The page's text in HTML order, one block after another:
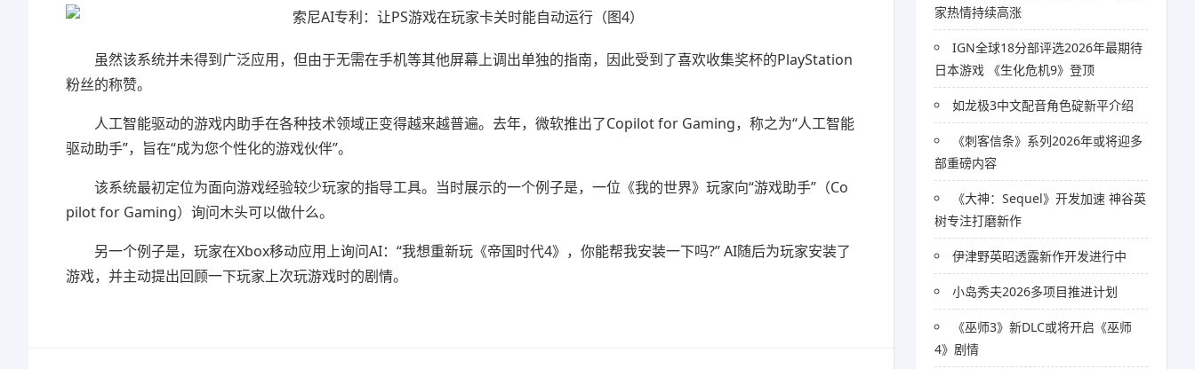
虽然该系统并未得到广泛应用，但由于无需在手机等其他屏幕上调出单独的指南，因此受到了喜欢收集奖杯的PlayStation
粉丝的称赞。
人工智能驱动的游戏内助手在各种技术领域正变得越来越普遍。去年，微软推出了Copilot for Gaming，称之为“人工智能
驱动助手”，旨在“成为您个性化的游戏伙伴”。
该系统最初定位为面向游戏经验较少玩家的指导工具。当时展示的一个例子是，一位《我的世界》玩家向“游戏助手”（Co
pilot for Gaming）询问木头可以做什么。
另一个例子是，玩家在Xbox移动应用上询问AI：“我想重新玩《帝国时代4》，你能帮我安装一下吗?” AI随后为玩家安装了
游戏，并主动提出回顾一下玩家上次玩游戏时的剧情。
家热情持续高涨
IGN全球18分部评选2026年最期待
日本游戏 《生化危机9》登顶
如龙极3中文配音角色碇新平介绍
《刺客信条》系列2026年或将迎多
部重磅内容
《大神：Sequel》开发加速 神谷英
树专注打磨新作
伊津野英昭透露新作开发进行中
小岛秀夫2026多项目推进计划
《巫师3》新DLC或将开启《巫师
4》剧情